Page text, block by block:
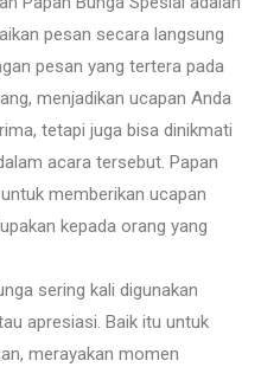
pesan secara langsung
pesan yang tertera pada
menjadikan ucapan Anda
tetapi juga bisa dinikmati
acara tersebut. Papan
memberikan ucapan
kepada orang yang
sering kali digunakan
apresiasi. Baik itu untuk
merayakan momen